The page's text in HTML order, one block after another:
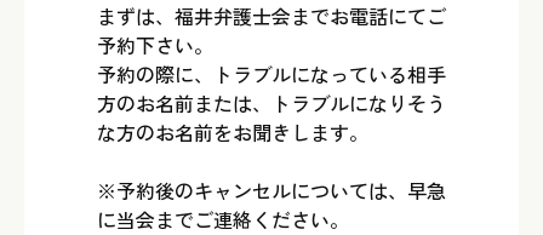
まずは、福井弁護士会までお電話にてご
予約下さい。
予約の際に、トラブルになっている相手
方のお名前または、トラブルになりそう
な方のお名前をお聞きします。
※予約後のキャンセルについては、早急
に当会までご連絡ください。